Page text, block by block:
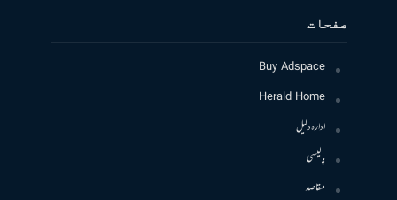
صفحات
Buy Adspace
Herald Home
ادارہ دلیل
پالیسی
مقاصد